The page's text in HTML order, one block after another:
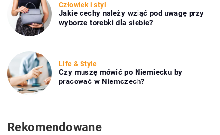
Człowiek i styl
Jakie cechy należy wziąć pod uwagę przy
wyborze torebki dla siebie?
Life & Style
Czy muszę mówić po Niemiecku by
pracować w Niemczech?
Rekomendowane